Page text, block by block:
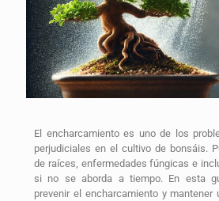
El encharcamiento es uno de los
perjudiciales en el cultivo de bonsáis.
de raíces, enfermedades fúngicas e
si no se aborda a tiempo. En esta
prevenir el encharcamiento y mantener